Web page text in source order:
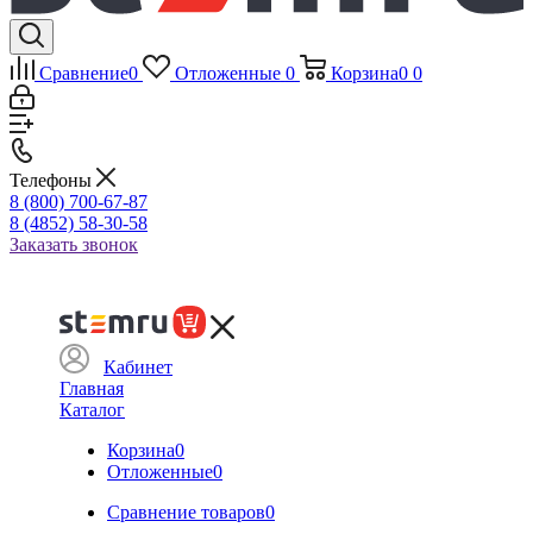
Сравнение0 Отложенные 0 Корзина0 0
Телефоны
8 (800) 700-67-87
8 (4852) 58-30-58
Заказать звонок
Кабинет
Главная
Каталог
Корзина0
Отложенные0
Сравнение товаров0